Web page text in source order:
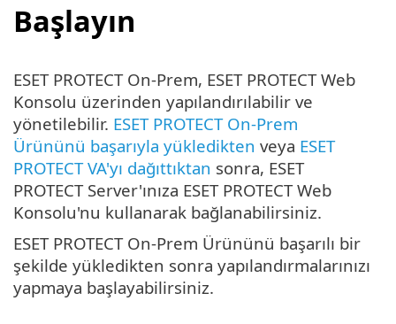
Başlayın
ESET PROTECT On-Prem, ESET PROTECT Web
Konsolu üzerinden yapılandırılabilir ve
yönetilebilir. ESET PROTECT On-Prem
Ürününü başarıyla yükledikten veya ESET
PROTECT VA'yı dağıttıktan sonra, ESET
PROTECT Server'ınıza ESET PROTECT Web
Konsolu'nu kullanarak bağlanabilirsiniz.
ESET PROTECT On-Prem Ürününü başarılı bir
şekilde yükledikten sonra yapılandırmalarınızı
yapmaya başlayabilirsiniz.